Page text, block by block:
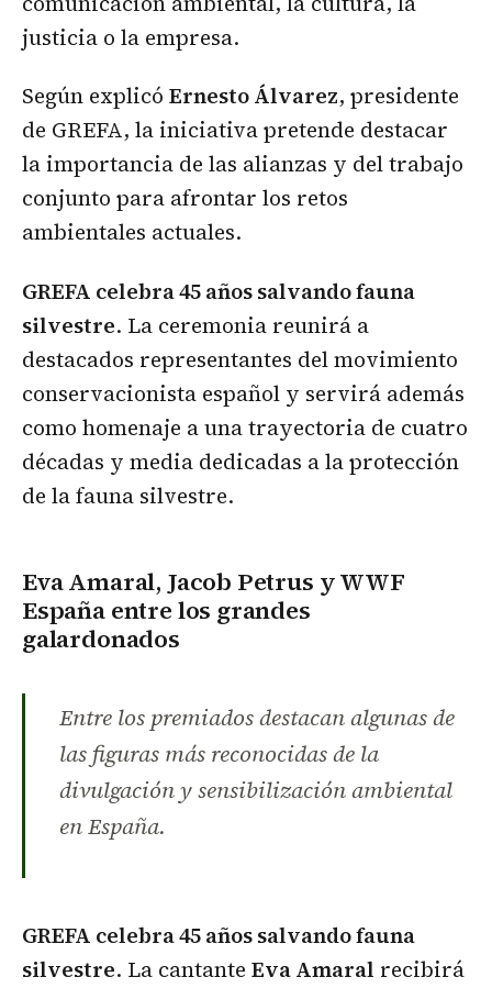
justicia o la empresa.
Según explicó Ernesto Álvarez, presidente
de GREFA, la iniciativa pretende destacar
la importancia de las alianzas y del trabajo
conjunto para afrontar los retos
ambientales actuales.
GREFA celebra 45 años salvando fauna
silvestre. La ceremonia reunirá a
destacados representantes del movimiento
conservacionista español y servirá además
como homenaje a una trayectoria de cuatro
décadas y media dedicadas a la protección
de la fauna silvestre.
Eva Amaral, Jacob Petrus y WWF
España entre los grandes
galardonados
Entre los premiados destacan algunas de
las figuras más reconocidas de la
divulgación y sensibilización ambiental
en España.
GREFA celebra 45 años salvando fauna
silvestre. La cantante Eva Amaral recibirá